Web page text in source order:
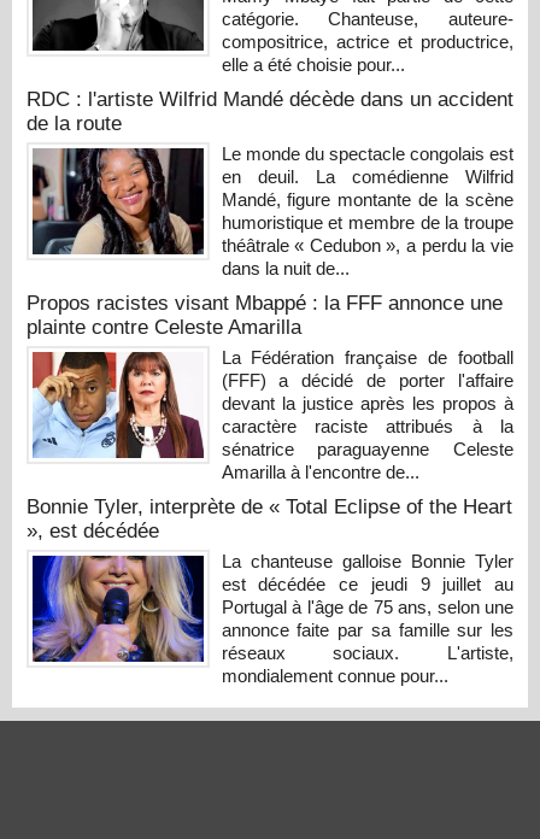
catégorie. Chanteuse, auteure-
compositrice, actrice et productrice,
elle a été choisie pour...
RDC : l'artiste Wilfrid Mandé décède dans un accident
de la route
Le monde du spectacle congolais est
en deuil. La comédienne Wilfrid
Mandé, figure montante de la scène
humoristique et membre de la troupe
théâtrale « Cedubon », a perdu la vie
dans la nuit de...
Propos racistes visant Mbappé : la FFF annonce une
plainte contre Celeste Amarilla
La Fédération française de football
(FFF) a décidé de porter l'affaire
devant la justice après les propos à
caractère raciste attribués à la
sénatrice paraguayenne Celeste
Amarilla à l'encontre de...
Bonnie Tyler, interprète de « Total Eclipse of the Heart
», est décédée
La chanteuse galloise Bonnie Tyler
est décédée ce jeudi 9 juillet au
Portugal à l'âge de 75 ans, selon une
annonce faite par sa famille sur les
réseaux sociaux. L'artiste,
mondialement connue pour...